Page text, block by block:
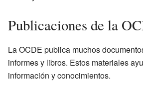
Publicaciones de la
La OCDE publica muchos
informes y libros. Estos materiales
información y conocimientos.